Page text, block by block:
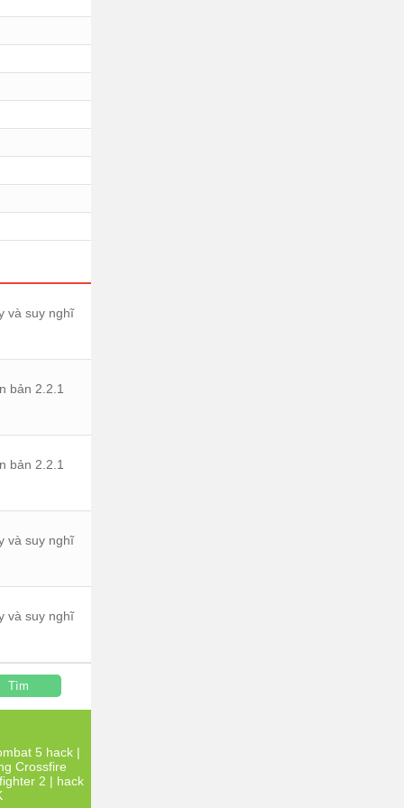
và suy nghĩ
bản 2.2.1
bản 2.2.1
và suy nghĩ
và suy nghĩ
Tìm
5 hack |
Crossfire
2 | hack